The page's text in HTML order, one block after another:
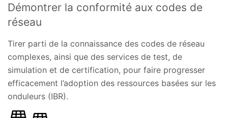
Démontrer la conformité aux codes de
réseau
Tirer parti de la connaissance des codes de réseau
complexes, ainsi que des services de test, de
simulation et de certification, pour faire progresser
efficacement l’adoption des ressources basées sur les
onduleurs (IBR).